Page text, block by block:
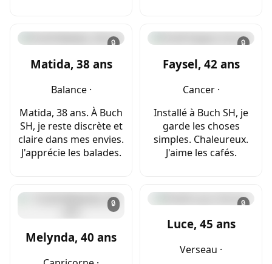
🔒
Matida, 38 ans
Balance ·
Matida, 38 ans. À Buch
SH, je reste discrète et
claire dans mes envies.
J'apprécie les balades.
🔒
Faysel, 42 ans
Cancer ·
Installé à Buch SH, je
garde les choses
simples. Chaleureux.
J'aime les cafés.
🔒
Melynda, 40 ans
🔒
Luce, 45 ans
Verseau ·